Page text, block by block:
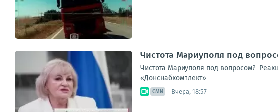
Чистота Мариуполя под
Чистота Мариуполя под вопросом?
«Донснабкомплект»
СМИ Вчера, 18:57